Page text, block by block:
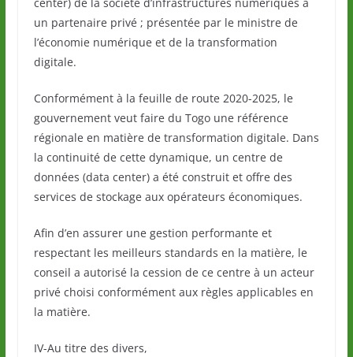
un partenaire privé ; présentée par le ministre de
l’économie numérique et de la transformation
digitale.
Conformément à la feuille de route 2020-2025, le
gouvernement veut faire du Togo une référence
régionale en matière de transformation digitale. Dans
la continuité de cette dynamique, un centre de
données (data center) a été construit et offre des
services de stockage aux opérateurs économiques.
Afin d’en assurer une gestion performante et
respectant les meilleurs standards en la matière, le
conseil a autorisé la cession de ce centre à un acteur
privé choisi conformément aux règles applicables en
la matière.
IV-Au titre des divers,